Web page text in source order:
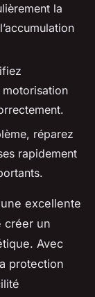
la
motorisation
réparez
rapidement
excellente
créer un
Avec
protection